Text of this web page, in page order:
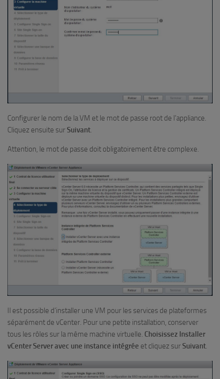
Configurer le nom de la VM et le mot de passe root de l’appliance.
Cliquez ensuite surSuivant.
Attention, le mot de passe doit obligatoirement être complexe.
Il est possible d’installer une VM pour les services de plateformes
séparément de vCenter. Pour une petite installation, conserver
tous les rôles sur la même machine virtuelle. Choisissez Installer
vCenter Server avec une instance intégrée et cliquez surSuivant